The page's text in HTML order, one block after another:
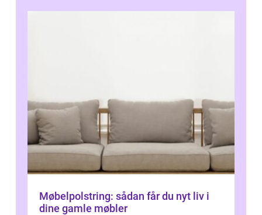
Møbelpolstring: sådan får du nyt liv i
dine gamle møbler